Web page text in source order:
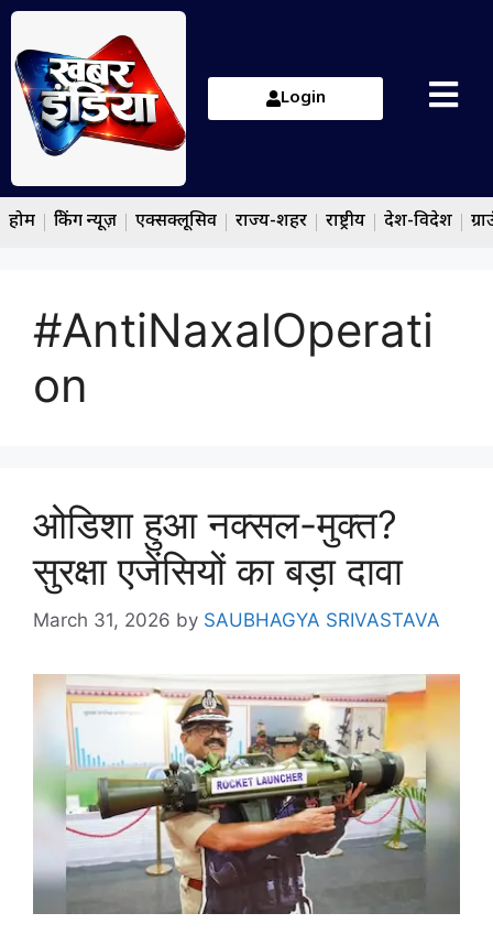
Login
होम ब्रेकिंग न्यूज़ एक्सक्लूसिव राज्य-शहर राष्ट्रीय देश-विदेश
#AntiNaxalOperati
on
ओडिशा हुआ नक्सल-मुक्त?
सुरक्षा एजेंसियों का बड़ा दावा
March 31, 2026 by SAUBHAGYA SRIVASTAVA